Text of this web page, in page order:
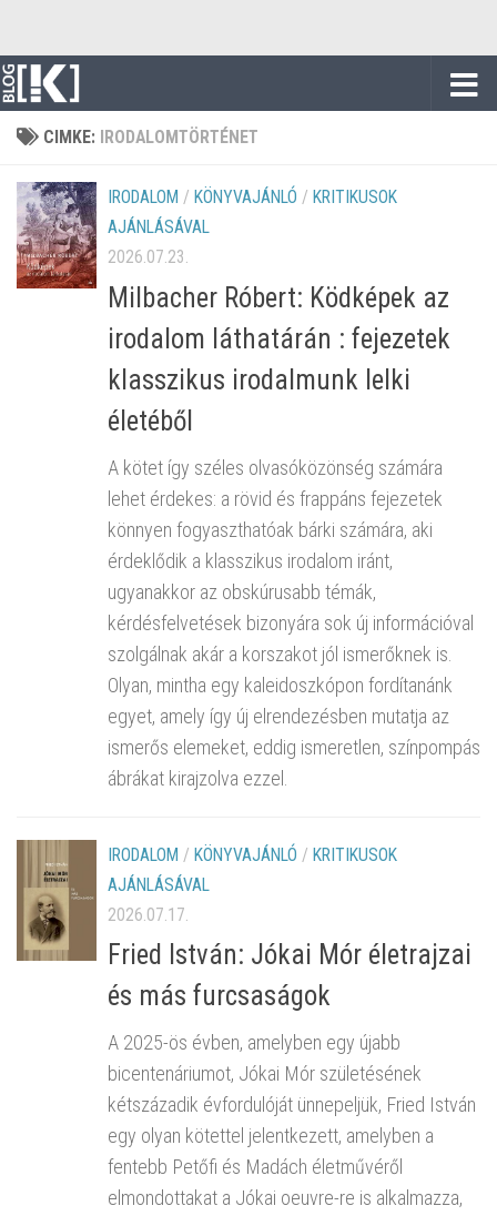
CIMKE: IRODALOMTÖRTÉNET
IRODALOM / KÖNYVAJÁNLÓ / KRITIKUSOK
AJÁNLÁSÁVAL
2026.07.23.
Milbacher Róbert: Ködképek az
irodalom láthatárán : fejezetek
klasszikus irodalmunk lelki
életéből
A kötet így széles olvasóközönség számára
lehet érdekes: a rövid és frappáns fejezetek
könnyen fogyaszthatóak bárki számára, aki
érdeklődik a klasszikus irodalom iránt,
ugyanakkor az obskúrusabb témák,
kérdésfelvetések bizonyára sok új információval
szolgálnak akár a korszakot jól ismerőknek is.
Olyan, mintha egy kaleidoszkópon fordítanánk
egyet, amely így új elrendezésben mutatja az
ismerős elemeket, eddig ismeretlen, színpompás
ábrákat kirajzolva ezzel.
IRODALOM / KÖNYVAJÁNLÓ / KRITIKUSOK
AJÁNLÁSÁVAL
2026.07.17.
Fried István: Jókai Mór életrajzai
és más furcsaságok
A 2025-ös évben, amelyben egy újabb
bicentenáriumot, Jókai Mór születésének
kétszázadik évfordulóját ünnepeljük, Fried István
egy olyan kötettel jelentkezett, amelyben a
fentebb Petőfi és Madách életművéről
elmondottakat a Jókai oeuvre-re is alkalmazza,